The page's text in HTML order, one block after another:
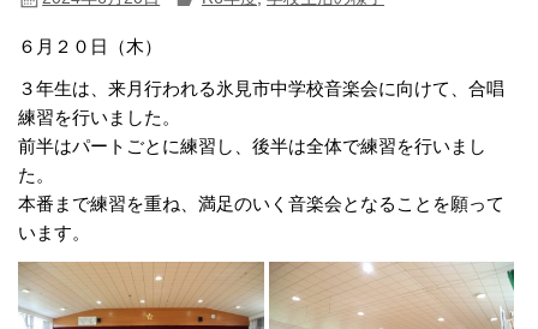
６月２０日（木）
３年生は、来月行われる氷見市中学校音楽会に向けて、合唱
練習を行いました。
前半はパートごとに練習し、後半は全体で練習を行いまし
た。
本番まで練習を重ね、満足のいく音楽会となることを願って
います。